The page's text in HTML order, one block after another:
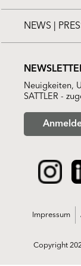
NEWS |
Neuigkeiten,
SATTLER -
Impressum
Copyright